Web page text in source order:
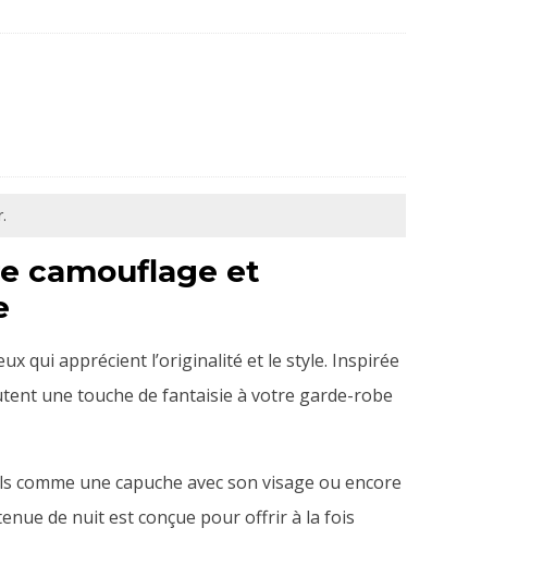
camouflage et
qui apprécient l’originalité et le style. Inspirée
une touche de fantaisie à votre garde-robe
une capuche avec son visage ou encore
de nuit est conçue pour offrir à la fois